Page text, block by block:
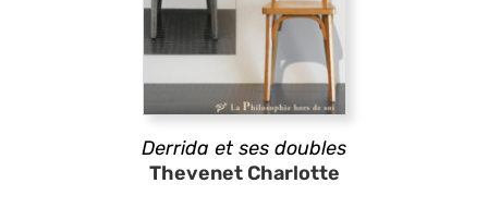
Derrida et ses doubles
Thevenet Charlotte